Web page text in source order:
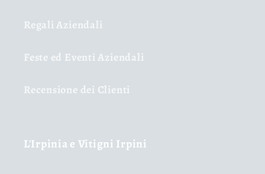
Regali Aziendali
Feste ed Eventi Aziendali
Recensione dei Clienti
L'Irpinia e Vitigni Irpini